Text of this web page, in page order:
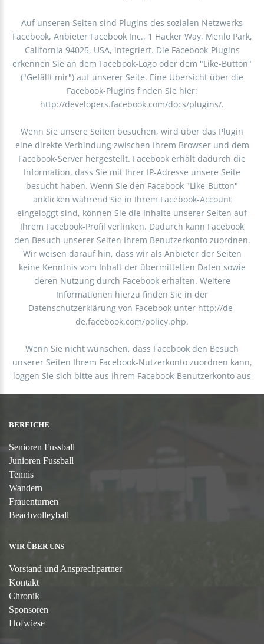
Auf unseren Seiten sind Plugins des sozialen Netzwerks
Facebook, Anbieter Facebook Inc., 1 Hacker Way, Menlo Park,
California 94025, USA, integriert. Die Facebook-Plugins
erkennen Sie an dem Facebook-Logo oder dem "Like-Button"
("Gefällt mir") auf unserer Seite. Eine Übersicht über die
Facebook-Plugins finden Sie hier:
http://developers.facebook.com/docs/plugins/.
Wenn Sie unsere Seiten besuchen, wird über das Plugin
eine direkte Verbindung zwischen Ihrem Browser und dem
Facebook-Server hergestellt. Facebook erhält dadurch die
Information, dass Sie mit Ihrer IP-Adresse unsere Seite
besucht haben. Wenn Sie den Facebook "Like-Button"
anklicken während Sie in Ihrem Facebook-Account
eingeloggt sind, können Sie die Inhalte unserer Seiten auf
Ihrem Facebook-Profil verlinken. Dadurch kann Facebook
den Besuch unserer Seiten Ihrem Benutzerkonto zuordnen.
Wir weisen darauf hin, dass wir als Anbieter der Seiten
keine Kenntnis vom Inhalt der übermittelten Daten sowie
deren Nutzung durch Facebook erhalten. Weitere
Informationen hierzu finden Sie in der
Datenschutzerklärung von Facebook unter http://de-
de.facebook.com/policy.php.
Wenn Sie nicht wünschen, dass Facebook den Besuch
unserer Seiten Ihrem Facebook-Nutzerkonto zuordnen kann,
loggen Sie sich bitte aus Ihrem Facebook-Benutzerkonto aus
BEREICHE
Senioren Fussball
Junioren Fussball
Tennis
Wandern
Frauenturnen
Beachvolleyball
WIR ÜBER UNS
Vorstand und Ansprechpartner
Kontakt
Chronik
Sponsoren
Hofwiese